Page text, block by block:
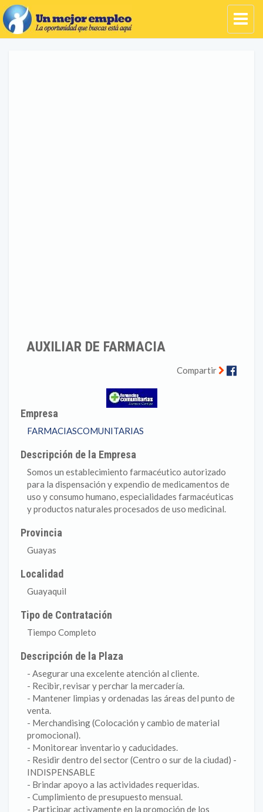
AUXILIAR DE FARMACIA
Compartir
Empresa
FARMACIASCOMUNITARIAS
Descripción de la Empresa
Somos un establecimiento farmacéutico autorizado
para la dispensación y expendio de medicamentos de
uso y consumo humano, especialidades farmacéuticas
y productos naturales procesados de uso medicinal.
Provincia
Guayas
Localidad
Guayaquil
Tipo de Contratación
Tiempo Completo
Descripción de la Plaza
- Asegurar una excelente atención al cliente.
- Recibir, revisar y perchar la mercadería.
- Mantener limpias y ordenadas las áreas del punto de
venta.
- Merchandising (Colocación y cambio de material
promocional).
- Monitorear inventario y caducidades.
- Residir dentro del sector (Centro o sur de la ciudad) -
INDISPENSABLE
- Brindar apoyo a las actividades requeridas.
- Cumplimiento de presupuesto mensual.
- Participar activamente en la promoción de los